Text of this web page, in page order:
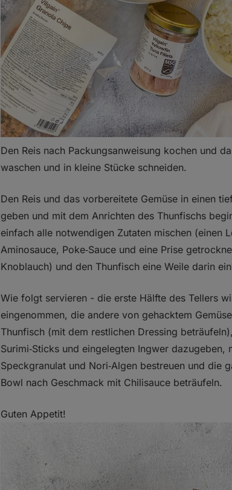
Den Reis nach Packungsanweisung kochen und
waschen und in kleine Stücke schneiden.
Den Reis und das vorbereitete Gemüse in einen
geben und mit dem Anrichten des Thunfischs
einfach alle notwendigen Zutaten mischen (einen
Aminosauce, Poke‑Sauce und eine Prise
Knoblauch) und den Thunfisch eine Weile darin
Wie folgt servieren - die erste Hälfte des Tellers
eingenommen, die andere von gehacktem
Thunfisch (mit dem restlichen Dressing beträufeln),
Surimi‑Sticks und eingelegten Ingwer dazugeben,
Speckgranulat und Nori‑Algen bestreuen und die
Bowl nach Geschmack mit Chilisauce beträufeln.
Guten Appetit!